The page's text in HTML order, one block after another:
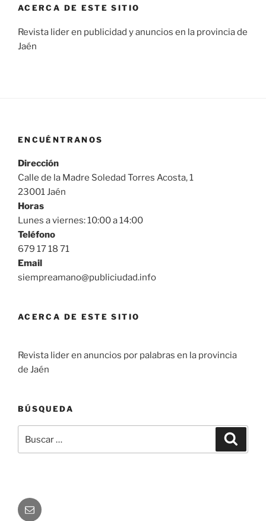
ACERCA DE ESTE SITIO
Revista lider en publicidad y anuncios en la provincia de
Jaén
ENCUÉNTRANOS
Dirección
Calle de la Madre Soledad Torres Acosta, 1
23001 Jaén
Horas
Lunes a viernes: 10:00 a 14:00
Teléfono
679 17 18 71
Email
siempreamano@publiciudad.info
ACERCA DE ESTE SITIO
Revista lider en anuncios por palabras en la provincia
de Jaén
BÚSQUEDA
por:
Correo